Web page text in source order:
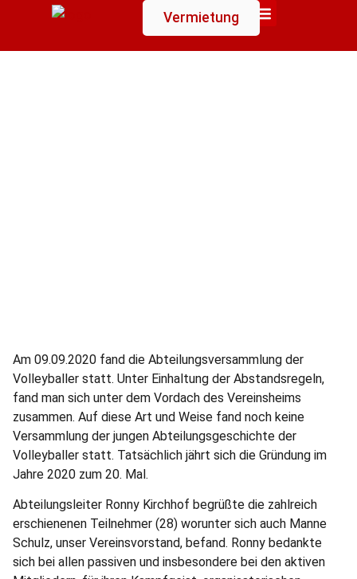
Suchen
Vermietung
Am 09.09.2020 fand die Abteilungsversammlung der
Volleyballer statt. Unter Einhaltung der Abstandsregeln,
fand man sich unter dem Vordach des Vereinsheims
zusammen. Auf diese Art und Weise fand noch keine
Versammlung der jungen Abteilungsgeschichte der
Volleyballer statt. Tatsächlich jährt sich die Gründung im
Jahre 2020 zum 20. Mal.
Abteilungsleiter Ronny Kirchhof begrüßte die zahlreich
erschienenen Teilnehmer (28) worunter sich auch Manne
Schulz, unser Vereinsvorstand, befand. Ronny bedankte
sich bei allen passiven und insbesondere bei den aktiven